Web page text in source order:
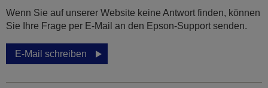
Wenn Sie auf unserer Website keine Antwort finden, können
Sie Ihre Frage per E-Mail an den Epson-Support senden.
E-Mail schreiben